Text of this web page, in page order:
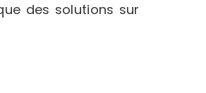
des solutions sur